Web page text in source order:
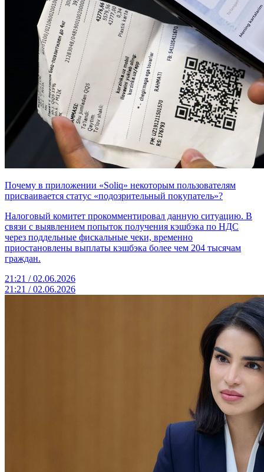
Почему в приложении «Soliq» некоторым пользователям
присваивается статус «подозрительный покупатель»?
Налоговый комитет прокомментировал данную ситуацию. В
связи с выявлением попыток получения кэшбэка по НДС
через поддельные фискальные чеки, временно
приостановлены выплаты кэшбэка более чем 204 тысячам
граждан.
21:21 / 02.06.2026
21:21 / 02.06.2026